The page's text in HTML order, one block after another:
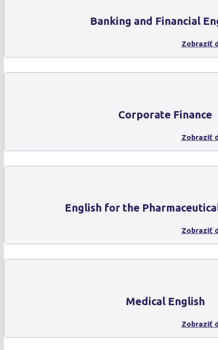
Banking and Financial
Zobraziť
Corporate Finance
Zobraziť
English for the
Zobraziť
Medical English
Zobraziť